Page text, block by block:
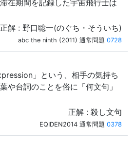
在期間を記録した宇宙飛行士は
正解 : 野口聡一(のぐち・そういち)
abc the ninth (2011) 通常問題 0728
」という、相手の気持ち
や台詞のことを俗に「何文句」
正解 : 殺し文句
EQIDEN2014 通常問題 0378